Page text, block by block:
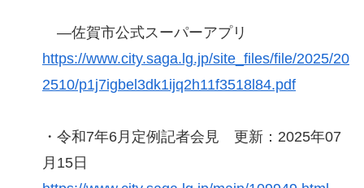
―佐賀市公式スーパーアプリ
https://www.city.saga.lg.jp/site_files/file/2025/20
2510/p1j7igbel3dk1ijq2h11f3518l84.pdf
・令和7年6月定例記者会見 更新：2025年07
月15日